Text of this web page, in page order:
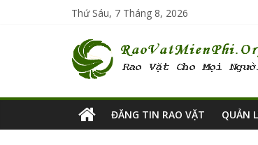
Thứ Sáu, 7 Tháng 8, 2026
ĐĂNG TIN RAO VẶT QUẢN